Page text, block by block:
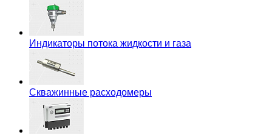
Индикаторы потока жидкости и газа
Скважинные расходомеры